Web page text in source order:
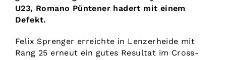
U23, Romano Püntener hadert mit einem
Defekt.
Felix Sprenger erreichte in Lenzerheide mit
Rang 25 erneut ein gutes Resultat im Cross-